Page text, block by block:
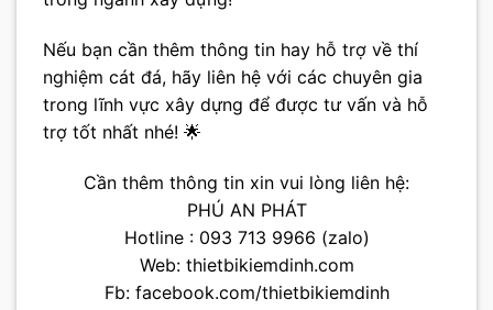
Nếu bạn cần thêm thông tin hay hỗ trợ về thí
nghiệm cát đá, hãy liên hệ với các chuyên gia
trong lĩnh vực xây dựng để được tư vấn và hỗ
trợ tốt nhất nhé! 🌟
Cần thêm thông tin xin vui lòng liên hệ:
PHÚ AN PHÁT
Hotline : 093 713 9966 (zalo)
Web: thietbikiemdinh.com
Fb: facebook.com/thietbikiemdinh